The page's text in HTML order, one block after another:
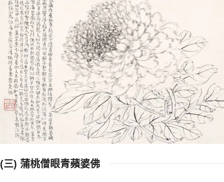
(三) 蒲桃僧眼青蘋婆佛